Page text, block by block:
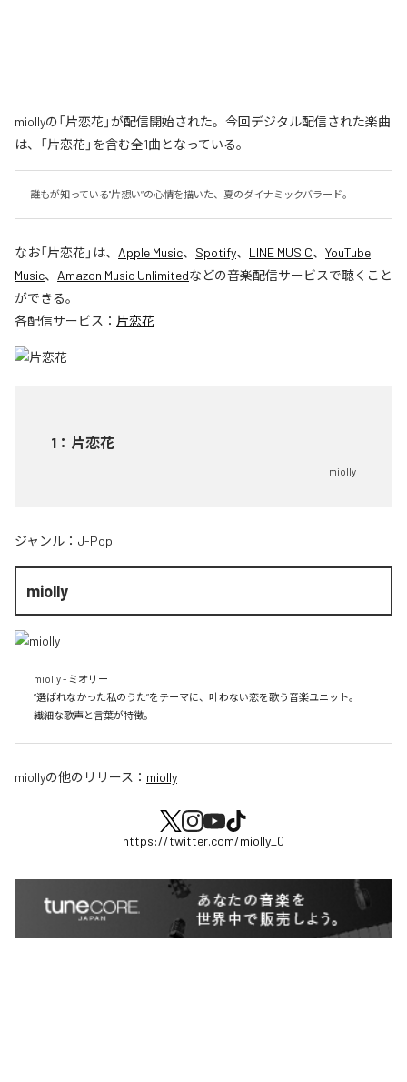
miollyの「片恋花」が配信開始された。今回デジタル配信された楽曲
は、「片恋花」を含む全1曲となっている。
誰もが知っている"片想い”の心情を描いた、夏のダイナミックバラード。
なお「片恋花」は、 Apple Music、 Spotify、 LINE MUSIC、 YouTube
Music、 Amazon Music Unlimitedなどの音楽配信サービスで聴くこと
ができる。
各配信サービス： 片恋花
1 ： 片恋花
miolly
ジャンル： J-Pop
miolly
miolly - ミオリー
”選ばれなかった私のうた”をテーマに、叶わない恋を歌う音楽ユニット。
miollyの他のリリース： miolly
https://twitter.com/miolly_0